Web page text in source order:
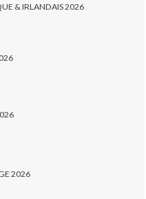
& IRLANDAIS 2026
2026